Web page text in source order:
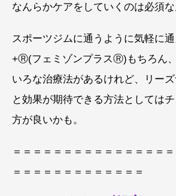
なんらかケアをしていくのは必須な
スポーツジムに通うように気軽に
+Ⓡ(フェミゾンプラスⓇ)もちろん
いろな治療法があるけれど、リー
と効果が期待できる方法としては
方が良いかも。
＝＝＝＝＝＝＝＝＝＝＝＝＝＝＝
＝＝＝＝＝＝＝＝＝＝＝＝＝